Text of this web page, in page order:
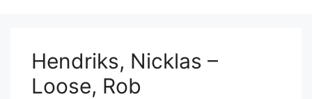
Hendriks, Nicklas –
Loose, Rob